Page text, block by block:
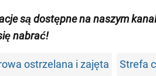
są dostępne na naszym
nabrać!
ostrzelana i zajęta Strefa